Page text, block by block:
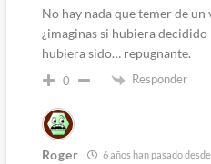
No hay nada que temer de
¿imaginas si hubiera decidido
hubiera sido… repugnante.
0 Responder
Roger 6 años han pasado